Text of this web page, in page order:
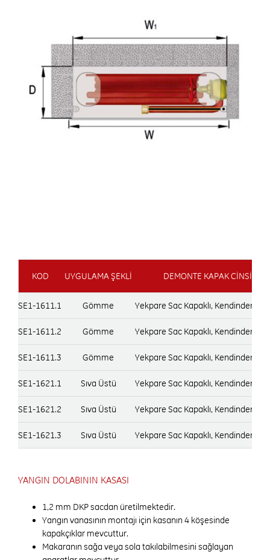
KOD UYGULAMA ŞEKLİ DEMONTE KAPAK CİNSİ
SE1-1611.1 Gömme Yekpare Sac Kapaklı, Kendinden
SE1-1611.2 Gömme Yekpare Sac Kapaklı, Kendinden
SE1-1611.3 Gömme Yekpare Sac Kapaklı, Kendinden
SE1-1621.1 Sıva Üstü Yekpare Sac Kapaklı, Kendinden
SE1-1621.2 Sıva Üstü Yekpare Sac Kapaklı, Kendinden
SE1-1621.3 Sıva Üstü Yekpare Sac Kapaklı, Kendinden
YANGIN DOLABININ KASASI
1,2 mm DKP sacdan üretilmektedir.
Yangın vanasının montajı için kasanın 4 köşesinde
kapakçıklar mevcuttur.
Makaranın sağa veya sola takılabilmesini sağlayan